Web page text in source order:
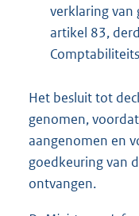
verklaring van
artikel 83,
Het besluit tot
genomen,
aangenomen en
goedkeuring van
ontvangen.